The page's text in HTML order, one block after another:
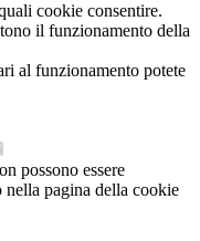
cookie consentire.
il funzionamento della
al funzionamento potete
possono essere
pagina della cookie